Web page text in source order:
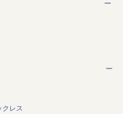
クレス